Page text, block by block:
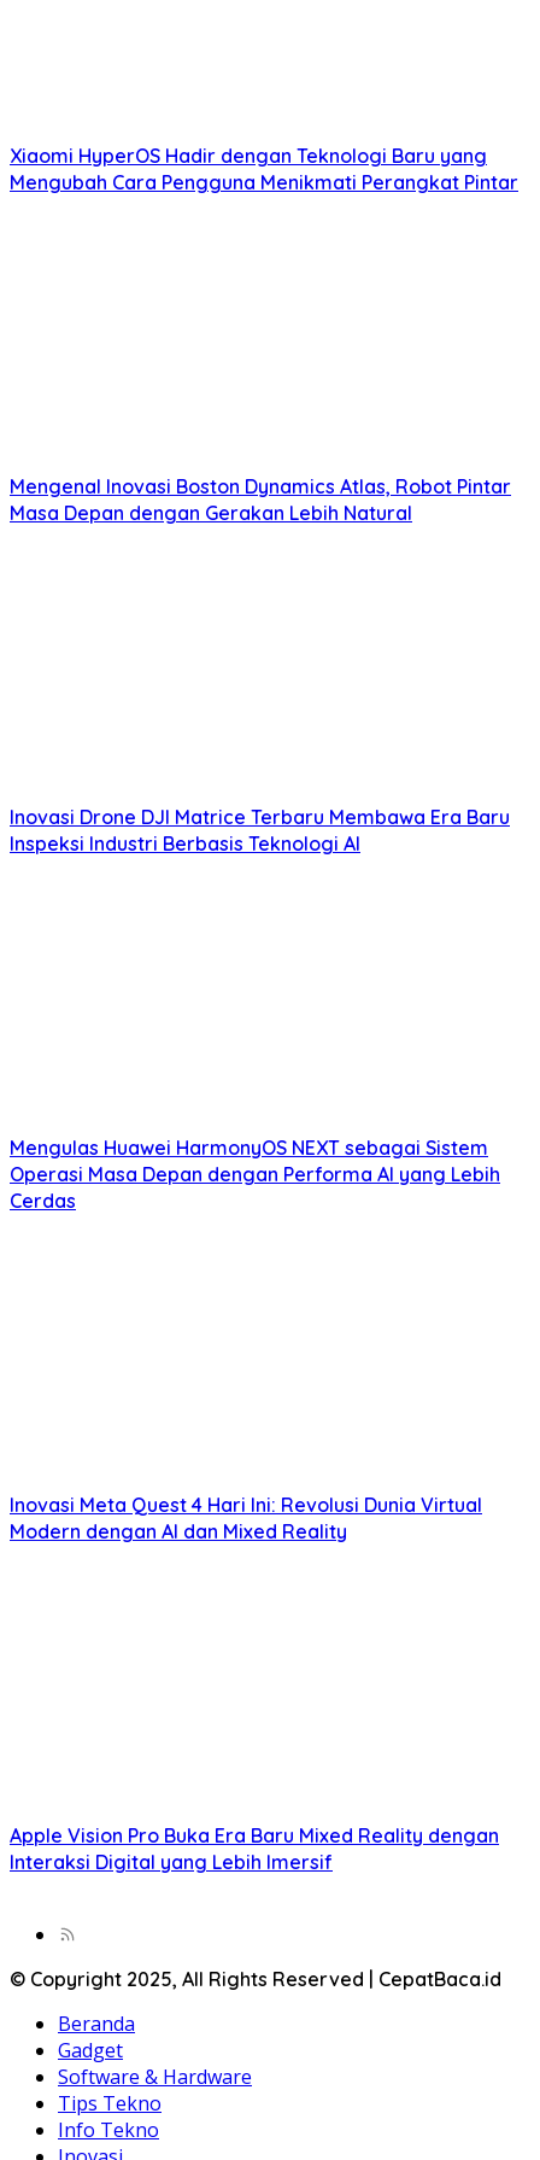
Xiaomi HyperOS Hadir dengan Teknologi Baru yang
Mengubah Cara Pengguna Menikmati Perangkat Pintar
Mengenal Inovasi Boston Dynamics Atlas, Robot Pintar
Masa Depan dengan Gerakan Lebih Natural
Inovasi Drone DJI Matrice Terbaru Membawa Era Baru
Inspeksi Industri Berbasis Teknologi AI
Mengulas Huawei HarmonyOS NEXT sebagai Sistem
Operasi Masa Depan dengan Performa AI yang Lebih
Cerdas
Inovasi Meta Quest 4 Hari Ini: Revolusi Dunia Virtual
Modern dengan AI dan Mixed Reality
Apple Vision Pro Buka Era Baru Mixed Reality dengan
Interaksi Digital yang Lebih Imersif
© Copyright 2025, All Rights Reserved | CepatBaca.id
Beranda
Gadget
Software & Hardware
Tips Tekno
Info Tekno